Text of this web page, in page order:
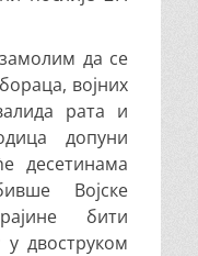
да се
војних
рата и
допуни
десетинама
Војске
бити
двоструком